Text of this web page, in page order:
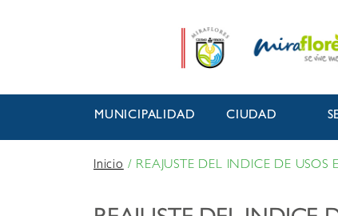
MUNICIPALIDAD CIUDAD
Inicio/ REAJUSTE DEL INDICE DE